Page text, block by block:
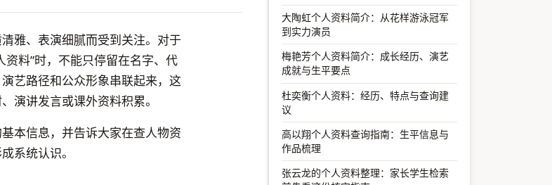
雅、表演细腻而受到关注。对于
料”时，不能只停留在名字、代
艺路径和公众形象串联起来，这
演讲发言或课外资料积累。
本信息，并告诉大家在查人物资
系统认识。
大陶虹个人资料简介：从花样游泳冠军
到实力演员
梅艳芳个人资料简介：成长经历、演艺
成就与生平要点
杜奕衡个人资料：经历、特点与查询建
议
高以翔个人资料查询指南：生平信息与
作品梳理
张云龙的个人资料整理：家长学生检索